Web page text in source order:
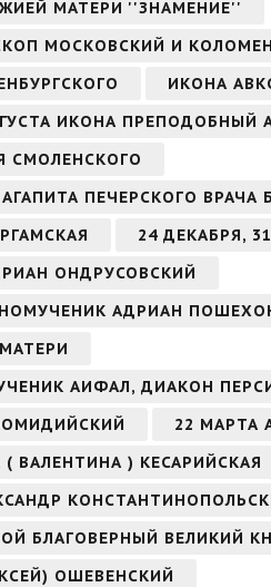
МАТЕРИ ''ЗНАМЕНИЕ''
МОСКОВСКИЙ И
ИКОНА
ИКОНА ПРЕПОДОБНЫЙ
СМОЛЕНСКОГО
ПЕЧЕРСКОГО ВРАЧА
24 ДЕКАБРЯ,
ОНДРУСОВСКИЙ
АДРИАН
АИФАЛ, ДИАКОН
22 МАРТА
ВАЛЕНТИНА ) КЕСАРИЙСКАЯ
БЛАГОВЕРНЫЙ ВЕЛИКИЙ
ОШЕВЕНСКИЙ